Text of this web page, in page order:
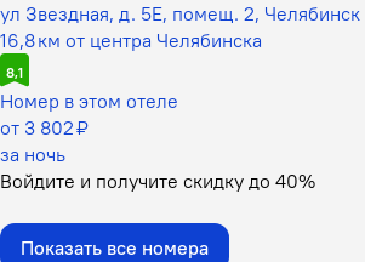
ул Звездная, д. 5Е, помещ. 2, Челябинск
16,8 км от центра Челябинска
8,1
Номер в этом отеле
от 3 802 ₽
за ночь
Войдите и получите скидку до 40%
Показать все номера